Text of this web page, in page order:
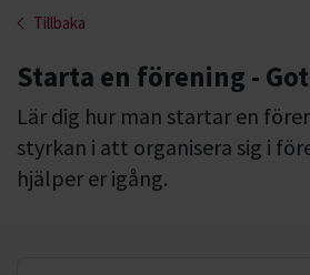
Tillbaka
Starta en förening -
Lär dig hur man startar en
styrkan i att organisera sig i
hjälper er igång.